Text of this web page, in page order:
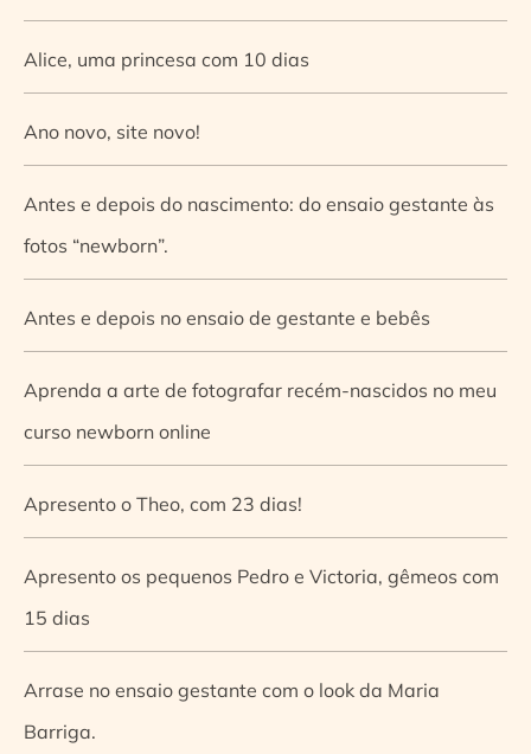
Alice, uma princesa com 10 dias
Ano novo, site novo!
Antes e depois do nascimento: do ensaio gestante às
fotos “newborn”.
Antes e depois no ensaio de gestante e bebês
Aprenda a arte de fotografar recém-nascidos no meu
curso newborn online
Apresento o Theo, com 23 dias!
Apresento os pequenos Pedro e Victoria, gêmeos com
15 dias
Arrase no ensaio gestante com o look da Maria
Barriga.